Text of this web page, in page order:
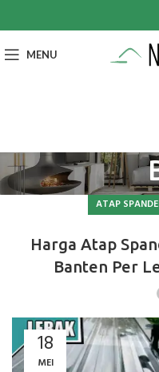
MENU
ATAP
Harga Atap
Banten Per
18
MEI